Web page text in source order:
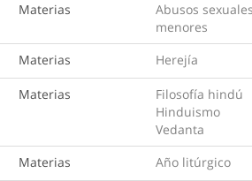
Materias
Abusos
menores
Materias Herejía
Materias
Filosofía hindú
Hinduismo
Vedanta
Materias Año litúrgico